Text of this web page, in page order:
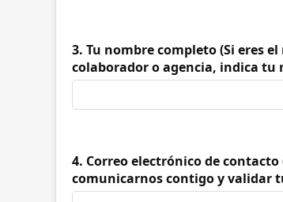
3. Tu nombre completo (Si eres
colaborador o agencia, indica tu
4. Correo electrónico de
comunicarnos contigo y validar